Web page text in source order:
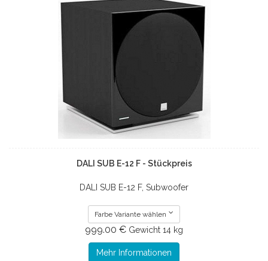
DALI SUB E-12 F - Stückpreis
DALI SUB E-12 F, Subwoofer
Farbe Variante wählen
999.00 € Gewicht 14 kg
Mehr Informationen